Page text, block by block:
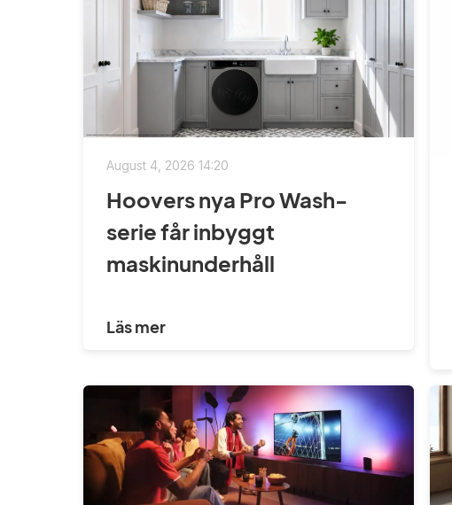
August 4, 2026 14:20
Hoovers nya Pro Wash-
serie får inbyggt
maskinunderhåll
Läs mer